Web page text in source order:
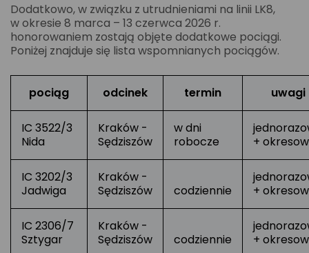
Dodatkowo, w związku z utrudnieniami na linii LK8,
w okresie 8 marca – 13 czerwca 2026 r.
honorowaniem zostają objęte dodatkowe pociągi.
Poniżej znajduje się lista wspomnianych pociągów.
pociąg odcinek termin uwagi
IC 3522/3
Nida
Kraków -
Sędziszów
w dni
robocze
+
IC 3202/3
Jadwiga
Kraków -
Sędziszów
codziennie
+
IC 2306/7
Sztygar
Kraków -
Sędziszów
codziennie
+